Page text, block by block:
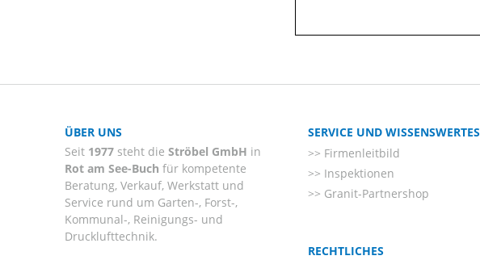
ÜBER UNS
Seit 1977 steht die Ströbel GmbH in
Rot am See-Buch für kompetente
Beratung, Verkauf, Werkstatt und
Service rund um Garten-, Forst-,
Kommunal-, Reinigungs- und
Drucklufttechnik.
SERVICE UND WISSENSWERTES
Firmenleitbild
Inspektionen
Granit-Partnershop
RECHTLICHES